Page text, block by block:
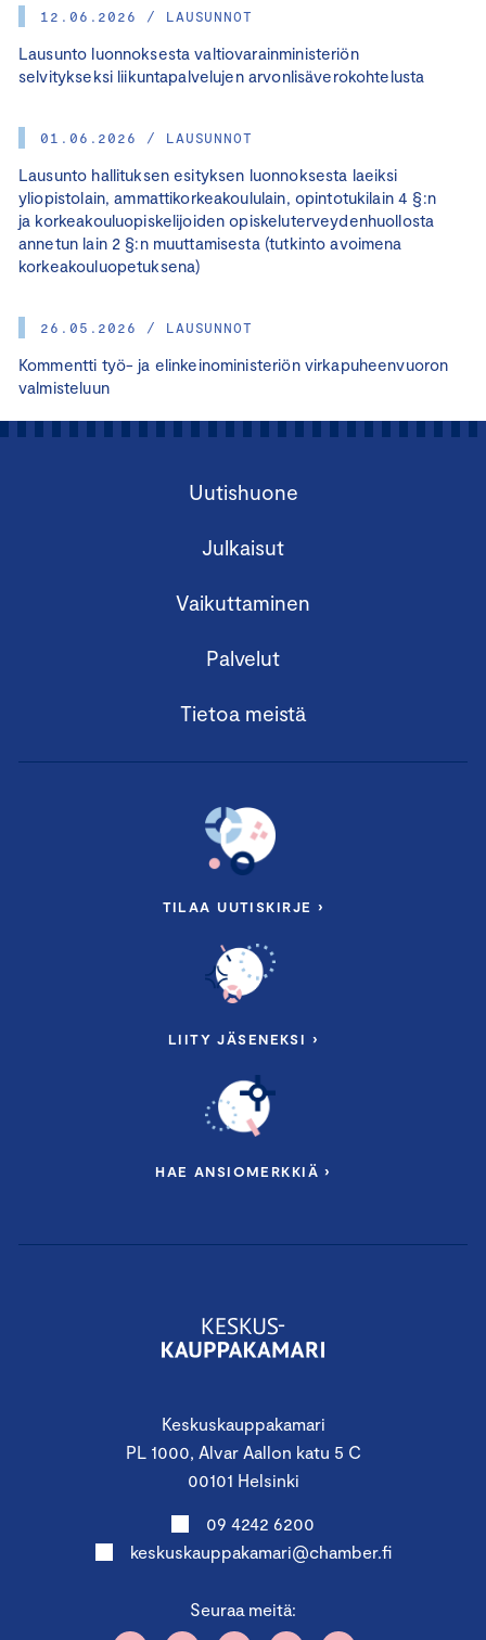
12.06.2026 / LAUSUNNOT
Lausunto luonnoksesta valtiovarainministeriön
selvitykseksi liikuntapalvelujen arvonlisäverokohtelusta
01.06.2026 / LAUSUNNOT
Lausunto hallituksen esityksen luonnoksesta laeiksi
yliopistolain, ammattikorkeakoululain, opintotukilain 4 §:n
ja korkeakouluopiskelijoiden opiskeluterveydenhuollosta
annetun lain 2 §:n muuttamisesta (tutkinto avoimena
korkeakouluopetuksena)
26.05.2026 / LAUSUNNOT
Kommentti työ- ja elinkeinoministeriön virkapuheenvuoron
valmisteluun
Keskuskauppakamari
PL 1000, Alvar Aallon katu 5 C
00101 Helsinki
09 4242 6200
keskuskauppakamari@chamber.fi
Seuraa meitä:
Uutishuone
Julkaisut
Vaikuttaminen
Palvelut
Tietoa meistä
TILAA UUTISKIRJE ›
LIITY JÄSENEKSI ›
HAE ANSIOMERKKIÄ ›